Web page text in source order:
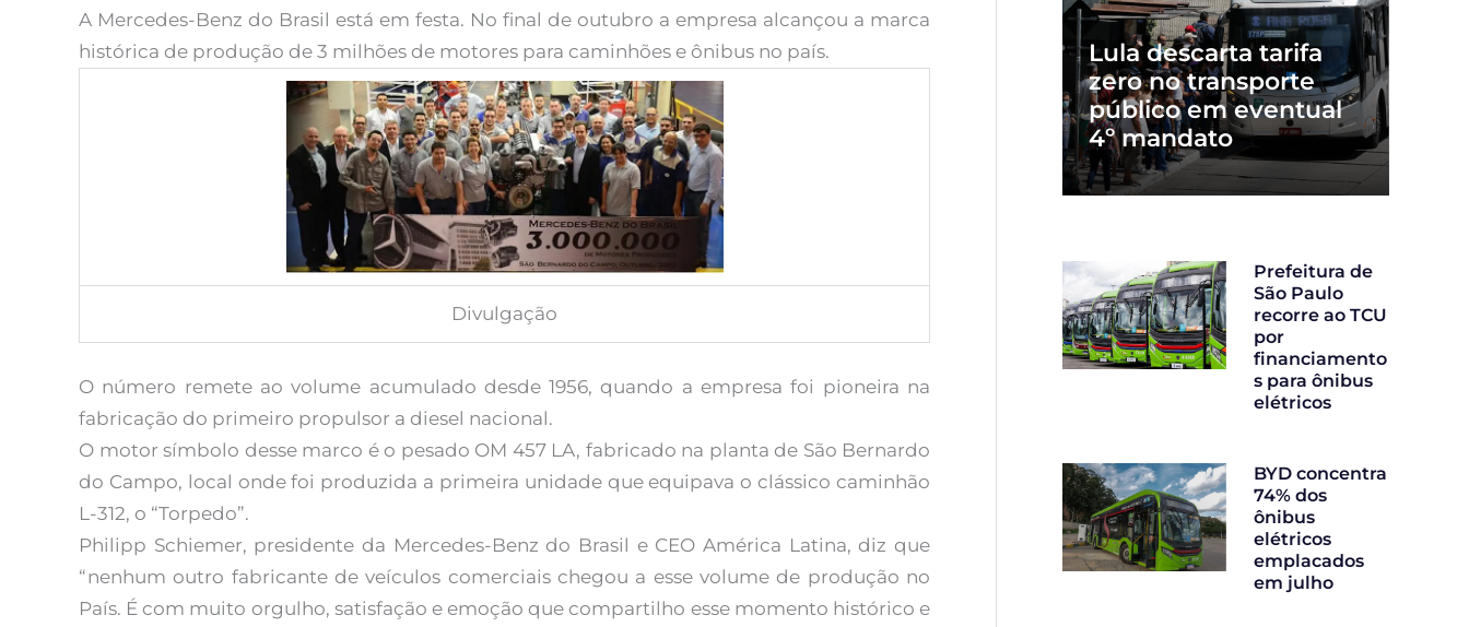
A Mercedes-Benz do Brasil está em festa. No final de outubro a empresa alcançou a marca
histórica de produção de 3 milhões de motores para caminhões e ônibus no país.
Divulgação
O número remete ao volume acumulado desde 1956, quando a empresa foi pioneira na
fabricação do primeiro propulsor a diesel nacional.
O motor símbolo desse marco é o pesado OM 457 LA, fabricado na planta de São Bernardo
do Campo, local onde foi produzida a primeira unidade que equipava o clássico caminhão
L-312, o “Torpedo”.
Philipp Schiemer, presidente da Mercedes-Benz do Brasil e CEO América Latina, diz que
“nenhum outro fabricante de veículos comerciais chegou a esse volume de produção no
País. É com muito orgulho, satisfação e emoção que compartilho esse momento histórico e
Lula descarta tarifa
zero no transporte
público em eventual
4º mandato
Prefeitura de
São Paulo
recorre ao TCU
por
financiamento
s para ônibus
elétricos
BYD concentra
74% dos
ônibus
elétricos
emplacados
em julho